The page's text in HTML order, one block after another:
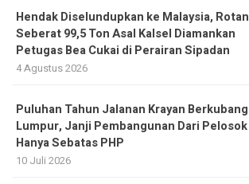
Hendak Diselundupkan ke Malaysia, Rotan
Seberat 99,5 Ton Asal Kalsel Diamankan
Petugas Bea Cukai di Perairan Sipadan
4 Agustus 2026
Puluhan Tahun Jalanan Krayan Berkubang
Lumpur, Janji Pembangunan Dari Pelosok
Hanya Sebatas PHP
10 Juli 2026